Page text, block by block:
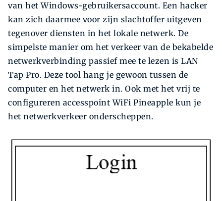
van het Windows-gebruikersaccount. Een hacker
kan zich daarmee voor zijn slachtoffer uitgeven
tegenover diensten in het lokale netwerk. De
simpelste manier om het verkeer van de bekabelde
netwerkverbinding passief mee te lezen is LAN
Tap Pro. Deze tool hang je gewoon tussen de
computer en het netwerk in. Ook met het vrij te
configureren accesspoint WiFi Pineapple kun je
het netwerkverkeer onderscheppen.